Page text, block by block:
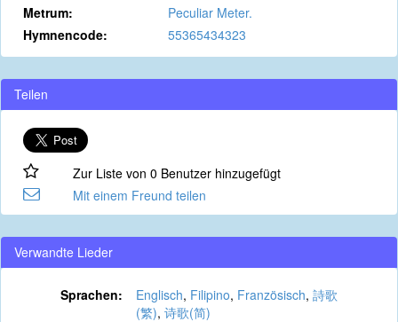
Metrum:
Peculiar Meter.
Hymnencode:
55365434323
Teilen
Zur Liste von 0 Benutzer hinzugefügt
Mit einem Freund teilen
Verwandte Lieder
Sprachen: Englisch, Filipino, Französisch, 詩歌
(繁), 诗歌(简)